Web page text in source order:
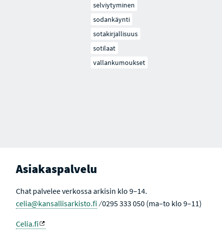
selviytyminen
sodankäynti
sotakirjallisuus
sotilaat
vallankumoukset
Asiakaspalvelu
Chat palvelee verkossa arkisin klo 9–14.
celia@kansallisarkisto.fi ⁄ 0295 333 050 (ma–to klo 9–11)
Celia.fi